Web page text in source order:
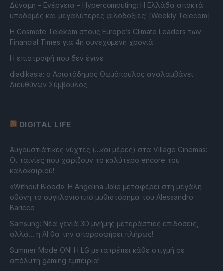
Δύναμη – Ενέργεια – Ηypercomputing: Η Ελλάδα αποκτά
υποδομές και μεγαλύτερες φιλοδοξίες! [Weekly Telecom]
Η Cosmote Telekom στους Europe’s Climate Leaders των
Financial Times για 4η συνεχόμενη χρονιά
Η επιστροφή που δεν έγινε
diadikasia: ο Αριστόδημος Θωμόπουλος αναλαμβάνει
Διευθύνων Σύμβουλος
DIGITAL LIFE
Αυγουστιάτικες νύχτες (…και μέρες) στα Village Cinemas:
Οι ταινίες που χαρίζουν το καλύτερο encore του
καλοκαιριού!
«Without Blood»: Η Angelina Jolie μεταφέρει στη μεγάλη
οθόνη το συγκλονιστικό μυθιστόρημα του Alessandro
Baricco
Samsung: Νέα γενιά 3D μνήμης μετεράστιες επιδόσεις,
αλλά… η AI θα την απορροφήσει πλήρως!
Summer Mode ON! Η LG μετατρέπει κάθε στιγμή σε
απόλυτη gaming εμπειρία!